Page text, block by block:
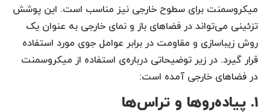
میکروسمنت برای سطوح خارجی نیز مناسب است. این پوشش
تزئینی می‌تواند در فضاهای باز و نمای خارجی به عنوان یک
روش زیباسازی و مقاومت در برابر عوامل جوی مورد استفاده
قرار گیرد. در زیر توضیحاتی درباره‌ی استفاده از میکروسمنت
در فضاهای خارجی آمده است:
۱. پیاده‌روها و تراس‌ها